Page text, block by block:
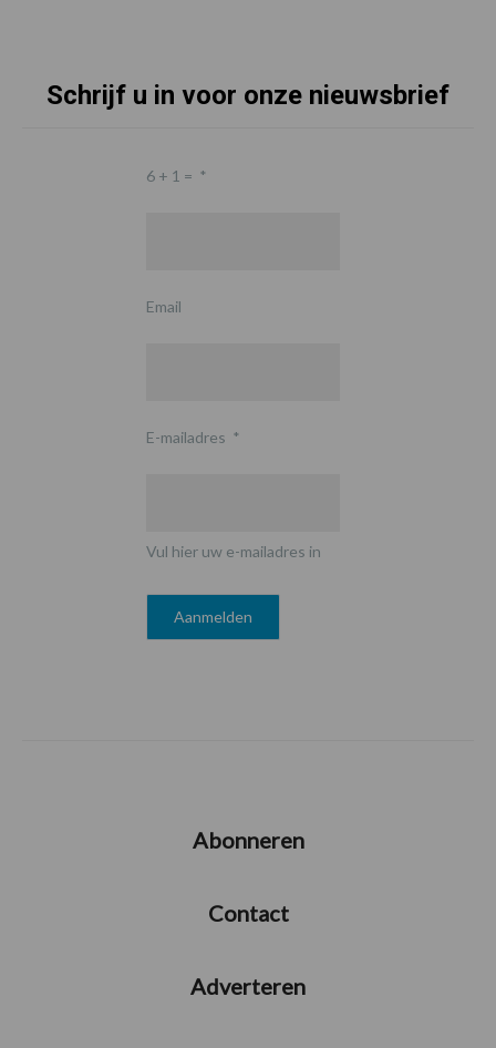
Schrijf u in voor onze nieuwsbrief
6 + 1 = *
Email
E-mailadres *
Vul hier uw e-mailadres in
Abonneren
Contact
Adverteren